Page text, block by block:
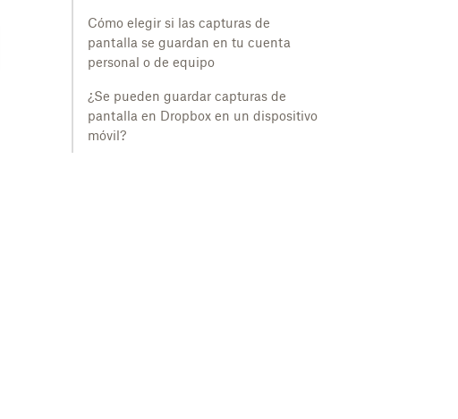
Cómo elegir si las capturas de
pantalla se guardan en tu cuenta
personal o de equipo
¿Se pueden guardar capturas de
pantalla en Dropbox en un dispositivo
móvil?